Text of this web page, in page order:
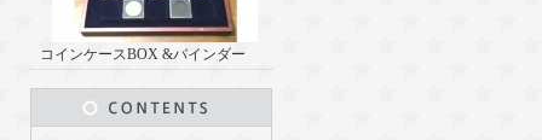
コインケースBOX &バインダー